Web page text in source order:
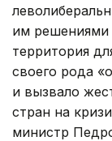
им решениями
территория
своего рода
и вызвало
стран на
министр